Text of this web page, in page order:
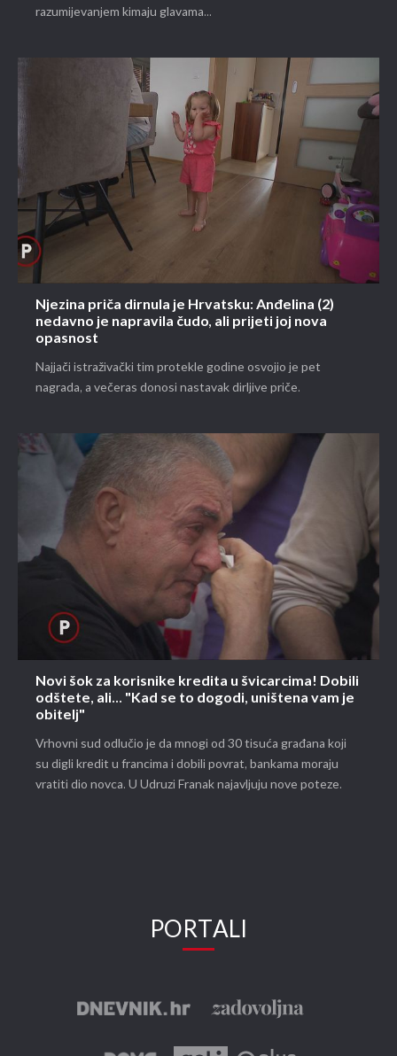
razumijevanjem kimaju glavama...
Njezina priča dirnula je Hrvatsku: Anđelina (2)
nedavno je napravila čudo, ali prijeti joj nova
opasnost
Najjači istraživački tim protekle godine osvojio je pet
nagrada, a večeras donosi nastavak dirljive priče.
Novi šok za korisnike kredita u švicarcima! Dobili
odštete, ali... "Kad se to dogodi, uništena vam je
obitelj"
Vrhovni sud odlučio je da mnogi od 30 tisuća građana koji
su digli kredit u francima i dobili povrat, bankama moraju
vratiti dio novca. U Udruzi Franak najavljuju nove poteze.
PORTALI